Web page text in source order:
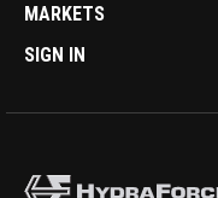
MARKETS
SIGN IN